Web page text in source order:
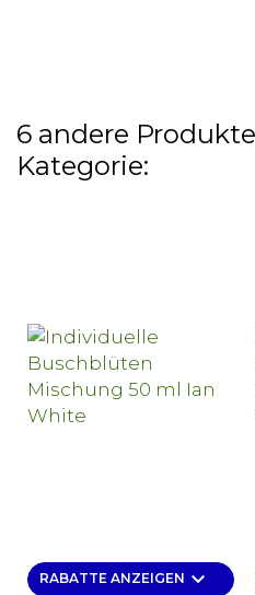
6 andere
Kategorie:
RABATTE ANZEIGEN keyboard_arrow_down